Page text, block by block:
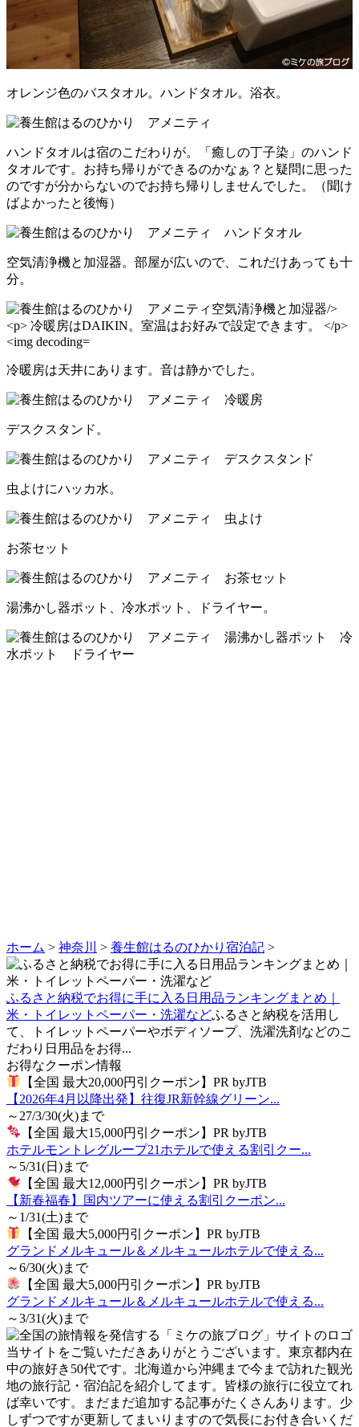
オレンジ色のバスタオル。ハンドタオル。浴衣。
ハンドタオルは宿のこだわりが。「癒しの丁子染」のハンド
タオルです。お持ち帰りができるのかなぁ？と疑問に思った
のですが分からないのでお持ち帰りしませんでした。（聞け
ばよかったと後悔）
空気清浄機と加湿器。部屋が広いので、これだけあっても十
分。
冷暖房は天井にあります。音は静かでした。
デスクスタンド。
虫よけにハッカ水。
お茶セット
湯沸かし器ポット、冷水ポット、ドライヤー。
ホーム > 神奈川 > 養生館はるのひかり宿泊記 >
ふるさと納税でお得に手に入る日用品ランキングまとめ｜
米・トイレットペーパー・洗濯などふるさと納税を活用し
て、トイレットペーパーやボディソープ、洗濯洗剤などのこ
だわり日用品をお得...
お得なクーポン情報
【全国 最大20,000円引クーポン】PR byJTB
【2026年4月以降出発】往復JR新幹線グリーン...
～27/3/30(火)まで
【全国 最大15,000円引クーポン】PR byJTB
ホテルモントレグループ21ホテルで使える割引クー...
～5/31(日)まで
【全国 最大12,000円引クーポン】PR byJTB
【新春福春】国内ツアーに使える割引クーポン...
～1/31(土)まで
【全国 最大5,000円引クーポン】PR byJTB
グランドメルキュール＆メルキュールホテルで使える...
～6/30(火)まで
【全国 最大5,000円引クーポン】PR byJTB
グランドメルキュール＆メルキュールホテルで使える...
～3/31(火)まで
当サイトをご覧いただきありがとうございます。東京都内在
中の旅好き50代です。北海道から沖縄まで今まで訪れた観光
地の旅行記・宿泊記を紹介してます。皆様の旅行に役立てれ
ば幸いです。まだまだ追加する記事がたくさんあります。少
しずつですが更新してまいりますので気長にお付き合いくだ